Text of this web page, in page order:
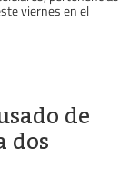
viernes en el
de
dos